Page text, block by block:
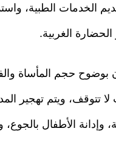
الخدمات الطبية،
الغربية.
بوضوح حجم المأساة
تتوقف، ويتم تهجير
الأطفال بالجوع،